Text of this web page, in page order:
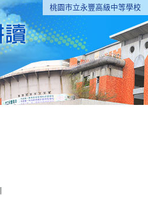
桃園市立永豐高級中等學校
|